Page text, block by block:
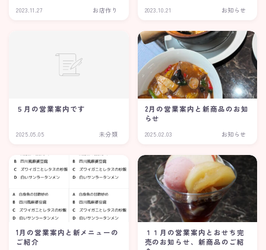
2023.11.27 お店作り 2023.10.21 お知らせ
５月の営業案内です
2025.05.05 未分類
2月の営業案内と新商品のお知
らせ
2025.02.03 お知らせ
1月の営業案内と新メニューの
ご紹介
１１月の営業案内とおせち完
売のお知らせ、新商品のご紹